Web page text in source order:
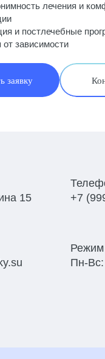
лечения и
и постлечебные
от зависимости
заявку
15
+7
Режим
Пн-Вс: